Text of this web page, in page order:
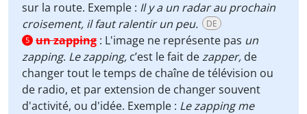
sur la route. Exemple : Il y a un radar au prochain
croisement, il faut ralentir un peu.
DE
5 un zapping : L'image ne représente pas un
zapping. Le zapping, c’est le fait dezapper, de
changer tout le temps de chaîne de télévision ou
de radio, et par extension de changer souvent
d'activité, ou d'idée. Exemple : Le zapping me